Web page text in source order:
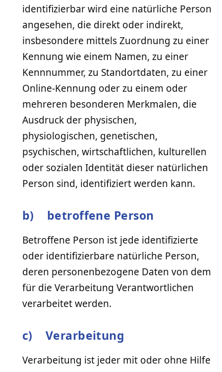
identifizierbar wird eine natürliche Person
angesehen, die direkt oder indirekt,
insbesondere mittels Zuordnung zu einer
Kennung wie einem Namen, zu einer
Kennnummer, zu Standortdaten, zu einer
Online-Kennung oder zu einem oder
mehreren besonderen Merkmalen, die
Ausdruck der physischen,
physiologischen, genetischen,
psychischen, wirtschaftlichen, kulturellen
oder sozialen Identität dieser natürlichen
Person sind, identifiziert werden kann.
b) betroffene Person
Betroffene Person ist jede identifizierte
oder identifizierbare natürliche Person,
deren personenbezogene Daten von dem
für die Verarbeitung Verantwortlichen
verarbeitet werden.
c) Verarbeitung
Verarbeitung ist jeder mit oder ohne Hilfe